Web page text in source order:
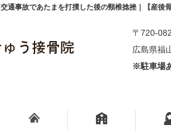
交通事故であたまを打撲した後の頸椎捻挫｜【産後
〒720-
広島県福
※駐車場